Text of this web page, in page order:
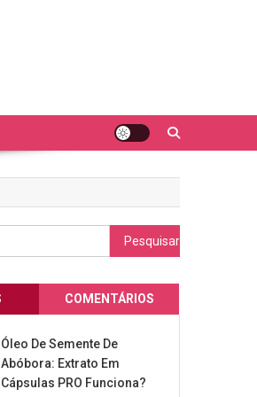
Pesquisar
por:
COMENTÁRIOS
Óleo De Semente De
Abóbora: Extrato Em
Cápsulas PRO Funciona?